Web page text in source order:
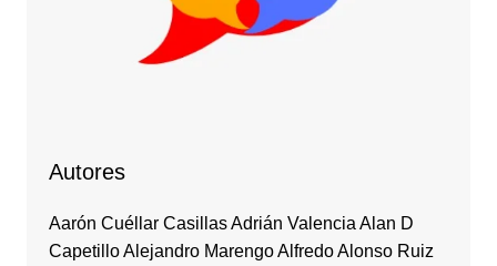
Autores
Aarón Cuéllar Casillas Adrián Valencia Alan D
Capetillo Alejandro Marengo Alfredo Alonso Ruiz